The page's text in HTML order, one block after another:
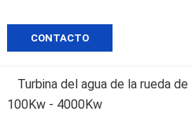
CONTACTO
Turbina del agua de la rueda
100Kw - 4000Kw